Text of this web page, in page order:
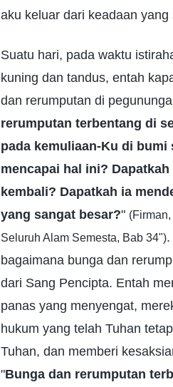
aku keluar dari keadaan yang
Suatu hari, pada waktu
kuning dan tandus, entah
dan rerumputan di
rerumputan terbentang di
pada kemuliaan-Ku di
mencapai hal ini?
kembali? Dapatkah ia
yang sangat besar?"
Seluruh Alam Semesta, Bab 34")
bagaimana bunga dan
dari Sang Pencipta. Entah
panas yang menyengat,
hukum yang telah Tuhan
Tuhan, dan memberi
"Bunga dan rerumputan